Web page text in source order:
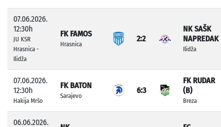
07.06.2026.
12:30h
JU KSR
Hrasnica -
Ilidža
FK FAMOS
Hrasnica
2:2
NK SAŠK
NAPREDAK
Ilidža
07.06.2026.
12:30h
Hakija Mršo
FK BATON
Sarajevo
6:3
FK RUDAR
(B)
Breza
06.06.2026.